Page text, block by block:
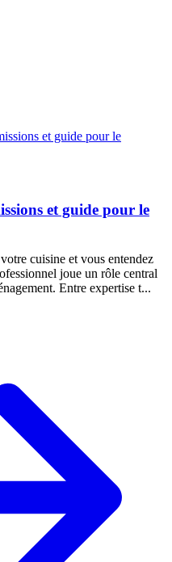
et guide pour le
cuisine et vous entendez
joue un rôle central
Entre expertise t...